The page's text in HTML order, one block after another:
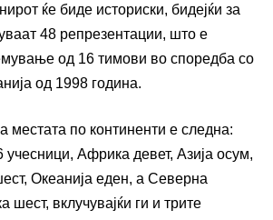
ќе биде историски, бидејќи за
48 репрезентации, што е
од 16 тимови во споредба со
од 1998 година.
местата по континенти е следна:
Африка девет, Азија осум,
Океанија еден, а Северна
шест, вклучувајќи ги и трите